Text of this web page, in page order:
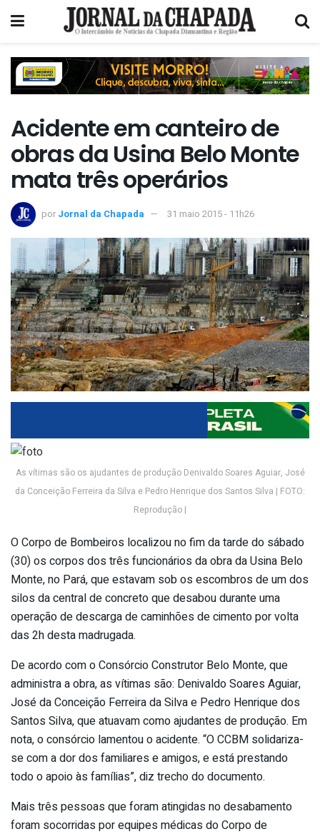
Acidente em canteiro de
obras da Usina Belo Monte
mata três operários
por Jornal da Chapada 31 maio 2015 - 11h26
As vítimas são os ajudantes de produção Denivaldo Soares Aguiar, José
da Conceição Ferreira da Silva e Pedro Henrique dos Santos Silva | FOTO:
Reprodução |
O Corpo de Bombeiros localizou no fim da tarde do sábado
(30) os corpos dos três funcionários da obra da Usina Belo
Monte, no Pará, que estavam sob os escombros de um dos
silos da central de concreto que desabou durante uma
operação de descarga de caminhões de cimento por volta
das 2h desta madrugada.
De acordo com o Consórcio Construtor Belo Monte, que
administra a obra, as vítimas são: Denivaldo Soares Aguiar,
José da Conceição Ferreira da Silva e Pedro Henrique dos
Santos Silva, que atuavam como ajudantes de produção. Em
nota, o consórcio lamentou o acidente. “O CCBM solidariza-
se com a dor dos familiares e amigos, e está prestando
todo o apoio às famílias”, diz trecho do documento.
Mais três pessoas que foram atingidas no desabamento
foram socorridas por equipes médicas do Corpo de